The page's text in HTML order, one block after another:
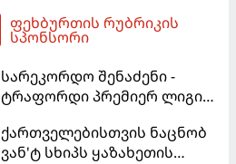
ფეხბურთის რუბრიკის
სპონსორი
სარეკორდო შენაძენი -
ტრაფორდი პრემიერ ლიგის
ქართველებისთვის ნაცნობ
ვან'ტ სხიპს ყაზახეთის